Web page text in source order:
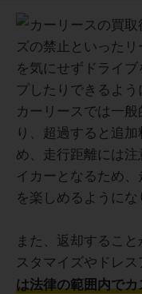
カーリースでは一
り、超過すると追
め、走行距離には
イカーとなるため
を楽しめるようにな
また、返却するこ
スタマイズやドレス
は法律の範囲内で